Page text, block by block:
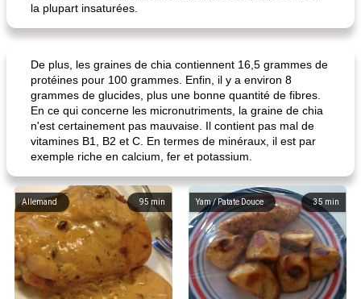
la plupart insaturées.
De plus, les graines de chia contiennent 16,5 grammes de
protéines pour 100 grammes. Enfin, il y a environ 8
grammes de glucides, plus une bonne quantité de fibres.
En ce qui concerne les micronutriments, la graine de chia
n'est certainement pas mauvaise. Il contient pas mal de
vitamines B1, B2 et C. En termes de minéraux, il est par
exemple riche en calcium, fer et potassium.
95 min
Allemand 35 min
Yam / Patate Douce